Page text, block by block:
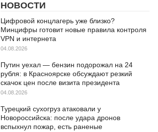
НОВОСТИ
Цифровой концлагерь уже близко?
Минцифры готовит новые правила контроля
VPN и интернета
04.08.2026
Путин уехал — бензин подорожал на 24
рубля: в Красноярске обсуждают резкий
скачок цен после визита президента
04.08.2026
Турецкий сухогруз атаковали у
Новороссийска: после удара дронов
вспыхнул пожар, есть раненые